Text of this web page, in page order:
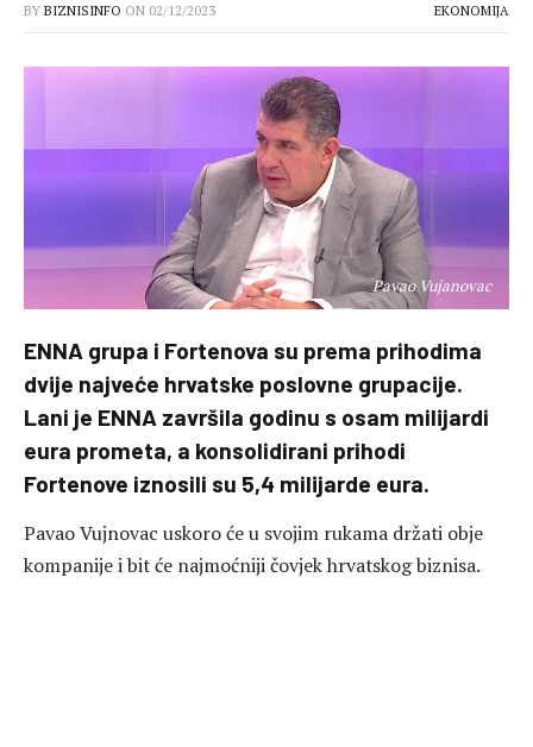
BY BIZNISINFO ON 02/12/2023 EKONOMIJA
Pavao Vujanovac
ENNA grupa i Fortenova su prema prihodima
dvije najveće hrvatske poslovne grupacije.
Lani je ENNA završila godinu s osam milijardi
eura prometa, a konsolidirani prihodi
Fortenove iznosili su 5,4 milijarde eura.
Pavao Vujnovac uskoro će u svojim rukama držati obje
kompanije i bit će najmoćniji čovjek hrvatskog biznisa.